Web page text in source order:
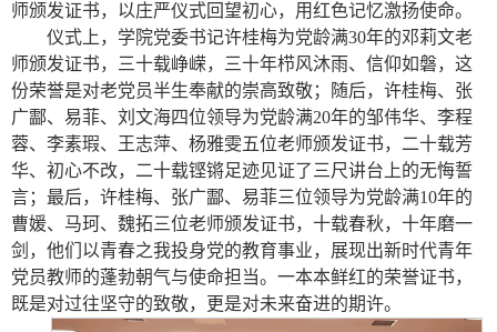
师颁发证书，以庄严仪式回望初心，用红色记忆激扬使命。
仪式上，学院党委书记许桂梅为党龄满30年的邓莉文老
师颁发证书，三十载峥嵘，三十年栉风沐雨、信仰如磐，这
份荣誉是对老党员半生奉献的崇高致敬；随后，许桂梅、张
广酃、易菲、刘文海四位领导为党龄满20年的邹伟华、李程
蓉、李素瑕、王志萍、杨雅雯五位老师颁发证书，二十载芳
华、初心不改，二十载铿锵足迹见证了三尺讲台上的无悔誓
言；最后，许桂梅、张广酃、易菲三位领导为党龄满10年的
曹媛、马珂、魏拓三位老师颁发证书，十载春秋，十年磨一
剑，他们以青春之我投身党的教育事业，展现出新时代青年
党员教师的蓬勃朝气与使命担当。一本本鲜红的荣誉证书，
既是对过往坚守的致敬，更是对未来奋进的期许。